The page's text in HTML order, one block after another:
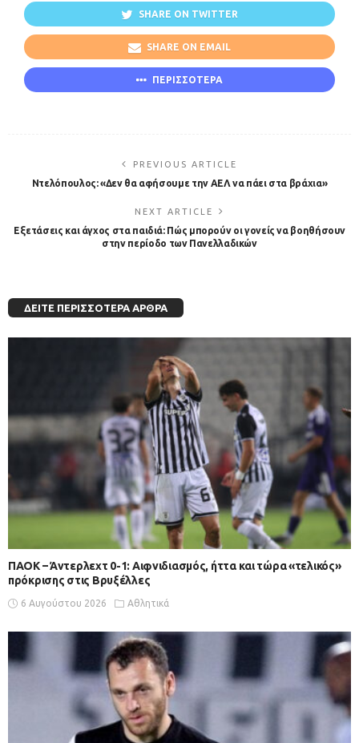
SHARE ON TWITTER
SHARE ON EMAIL
ΠΕΡΙΣΣΟΤΕΡΑ
PREVIOUS ARTICLE
Ντελόπουλος: «Δεν θα αφήσουμε την ΑΕΛ να πάει στα βράχια»
NEXT ARTICLE
Εξετάσεις και άγχος στα παιδιά: Πώς μπορούν οι γονείς να βοηθήσουν
στην περίοδο των Πανελλαδικών
ΔΕΊΤΕ ΠΕΡΙΣΣΌΤΕΡΑ ΆΡΘΡΑ
ΠΑΟΚ – Άντερλεχτ 0-1: Αιφνιδιασμός, ήττα και τώρα «τελικός»
πρόκρισης στις Βρυξέλλες
6 Αυγούστου 2026 Αθλητικά